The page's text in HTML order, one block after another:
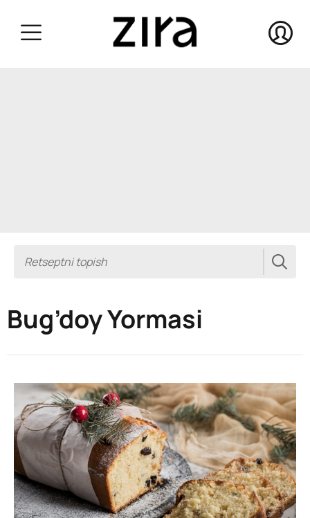
Bug’doy Yormasi